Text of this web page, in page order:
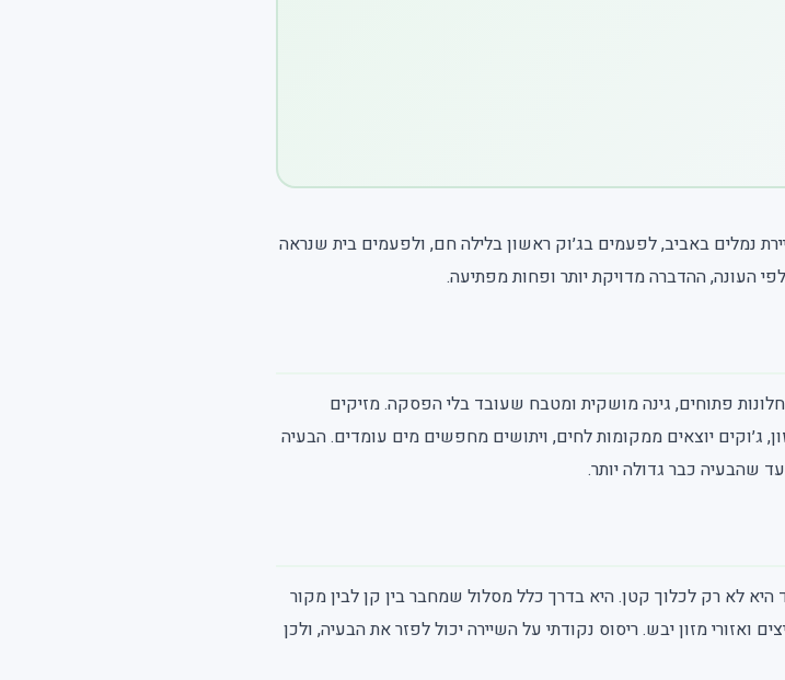
נמלים באביב, לפעמים בג׳וק ראשון בלילה חם, ולפעמים בית שנראה
העונה, ההדברה מדויקת יותר ופחות מפתיעה.
פתוחים, גינה מושקית ומטבח שעובד בלי הפסקה. מזיקים
ג׳וקים יוצאים ממקומות לחים, ויתושים מחפשים מים עומדים. הבעיה
שהבעיה כבר גדולה יותר.
לא רק לכלוך קטן. היא בדרך כלל מסלול שמחבר בין קן לבין מקור
ואזורי מזון יבש. ריסוס נקודתי על השיירה יכול לפזר את הבעיה, ולכן